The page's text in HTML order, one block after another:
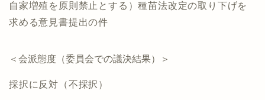
自家増殖を原則禁止とする）種苗法改定の取り下げを
求める意見書提出の件
＜会派態度（委員会での議決結果）＞
採択に反対（不採択）